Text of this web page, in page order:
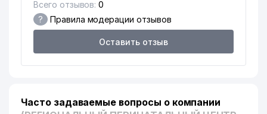
Всего отзывов: 0
? Правила модерации отзывов
Оставить отзыв
Часто задаваемые вопросы о компании